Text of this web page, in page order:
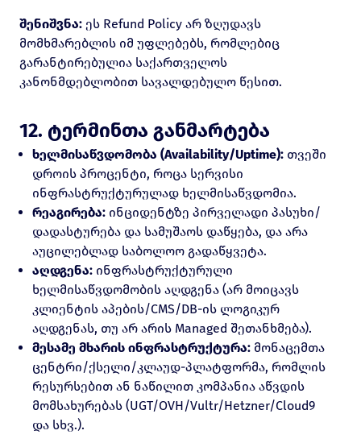
შენიშვნა: ეს Refund Policy არ ზღუდავს
მომხმარებლის იმ უფლებებს, რომლებიც
გარანტირებულია საქართველოს
კანონმდებლობით სავალდებულო წესით.
12. ტერმინთა განმარტება
ხელმისაწვდომობა (Availability/Uptime): თვეში
დროის პროცენტი, როცა სერვისი
ინფრასტრუქტურულად ხელმისაწვდომია.
რეაგირება: ინციდენტზე პირველადი პასუხი/
დადასტურება და სამუშაოს დაწყება, და არა
აუცილებლად საბოლოო გადაწყვეტა.
აღდგენა: ინფრასტრუქტურული
ხელმისაწვდომობის აღდგენა (არ მოიცავს
კლიენტის აპების/CMS/DB-ის ლოგიკურ
აღდგენას, თუ არ არის Managed შეთანხმება).
მესამე მხარის ინფრასტრუქტურა: მონაცემთა
ცენტრი/ქსელი/კლაუდ-პლატფორმა, რომლის
რესურსებით ან ნაწილით კომპანია აწვდის
მომსახურებას (UGT/OVH/Vultr/Hetzner/Cloud9
და სხვ.).